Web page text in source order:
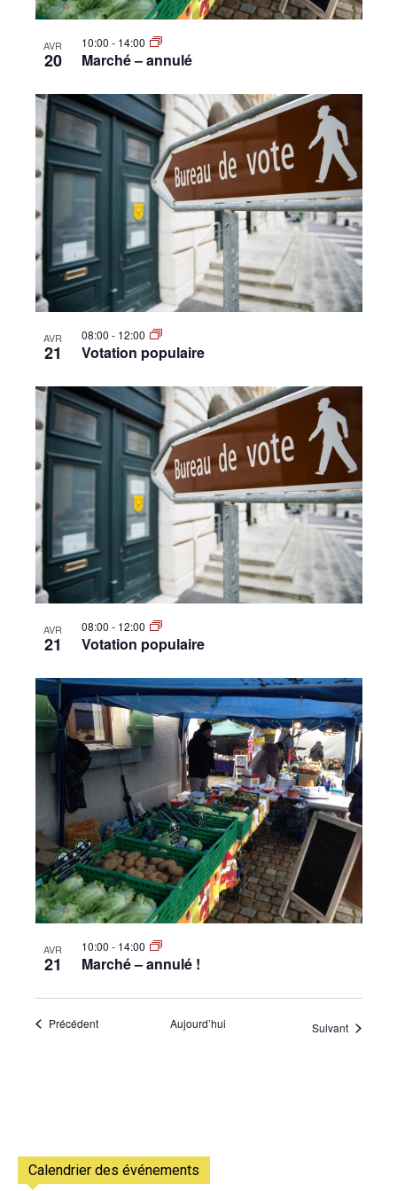
AVR
20
10:00 - 14:00
Marché – annulé
AVR
21
08:00 - 12:00
Votation populaire
AVR
21
08:00 - 12:00
Votation populaire
AVR
21
10:00 - 14:00
Marché – annulé !
PrécédentÉvènements Aujourd’hui Suivant
Calendrier des événements